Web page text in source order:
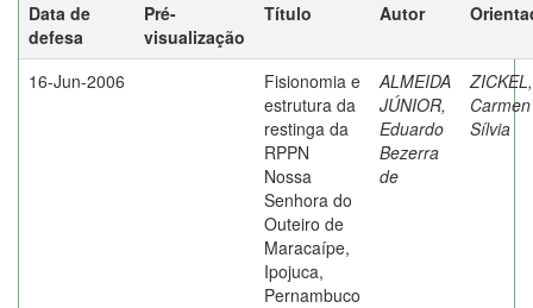
Data de
defesa
Pré-
visualização
Título Autor
16-Jun-2006
Fisionomia e
estrutura da
restinga da
RPPN
Nossa
Senhora do
Outeiro de
Maracaípe,
Ipojuca,
Pernambuco
ALMEIDA
JÚNIOR,
Eduardo
Bezerra
de
ZICKEL,
Carmen
Sílvia